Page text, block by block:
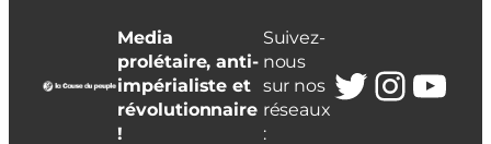
Media
prolétaire, anti-
impérialiste et
révolutionnaire
!
Suivez-
nous
sur nos
réseaux
:
Twitter